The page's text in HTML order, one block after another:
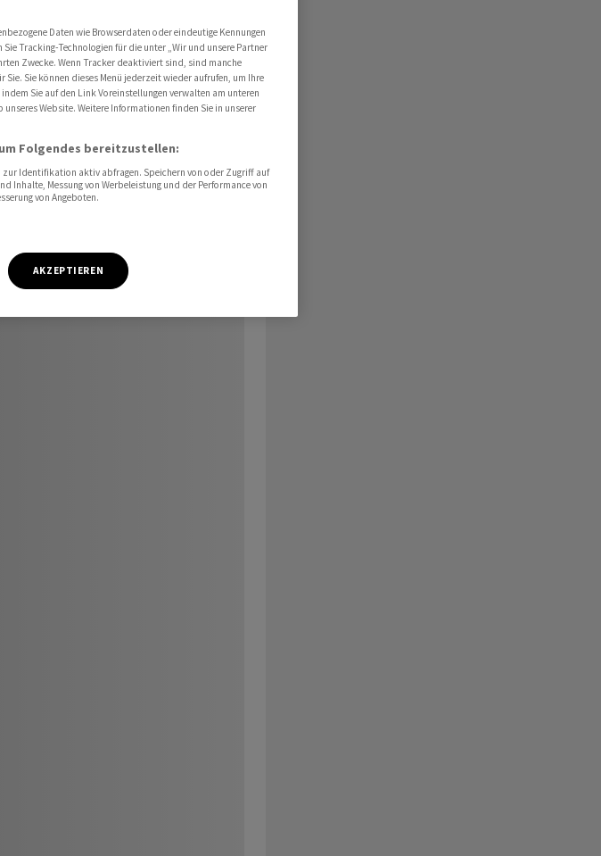
Daten wie Browserdaten oder eindeutige Kennungen
Tracking-Technologien für die unter „Wir und unsere Partner
Zwecke. Wenn Tracker deaktiviert sind, sind manche
Sie können dieses Menü jederzeit wieder aufrufen, um Ihre
Sie auf den Link Voreinstellungen verwalten am unteren
Website. Weitere Informationen finden Sie in unserer
Folgendes bereitzustellen:
Identifikation aktiv abfragen. Speichern von oder Zugriff auf
Inhalte, Messung von Werbeleistung und der Performance von
von Angeboten.
AKZEPTIEREN